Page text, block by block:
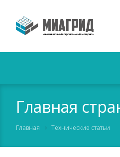
Главная
Главная Технические статьи